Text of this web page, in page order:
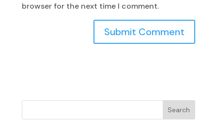
browser for the next time I comment.
Search